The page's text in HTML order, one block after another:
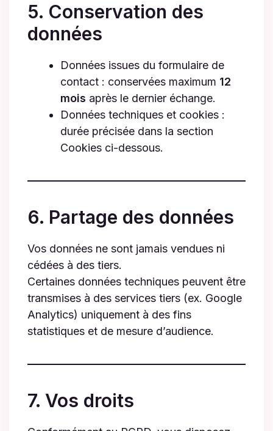
5. Conservation des
données
Données issues du formulaire de
contact : conservées maximum 12
mois après le dernier échange.
Données techniques et cookies :
durée précisée dans la section
Cookies ci-dessous.
6. Partage des données
Vos données ne sont jamais vendues ni
cédées à des tiers.
Certaines données techniques peuvent être
transmises à des services tiers (ex. Google
Analytics) uniquement à des fins
statistiques et de mesure d’audience.
7. Vos droits